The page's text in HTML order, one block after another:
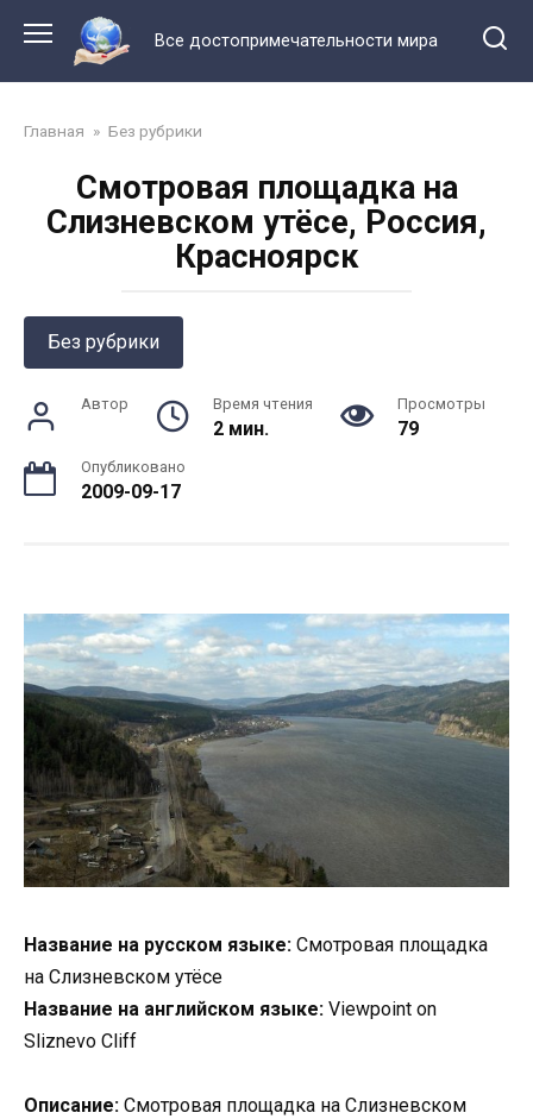
контенту
Все достопримечательности мира
Главная » Без рубрики
Смотровая площадка на
Слизневском утёсе, Россия,
Красноярск
Без рубрики
Автор Время чтения
2 мин.
Просмотры
79
Опубликовано
2009-09-17
Название на русском языке: Смотровая площадка
на Слизневском утёсе
Название на английском языке: Viewpoint on
Sliznevo Сliff
Описание: Смотровая площадка на Слизневском